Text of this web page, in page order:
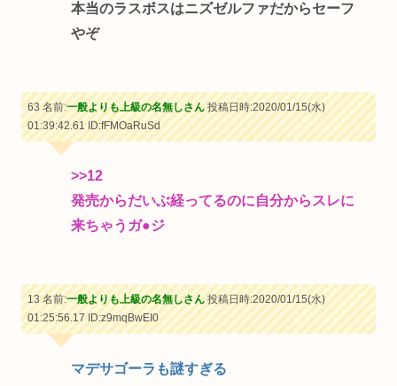
本当のラスボスはニズゼルファだからセーフ
やぞ
63 名前:一般よりも上級の名無しさん投稿日時:2020/01/15(水)
01:39:42.61ID:fFMOaRuSd
>>12
発売からだいぶ経ってるのに自分からスレに
来ちゃうガ●ジ
13 名前:一般よりも上級の名無しさん投稿日時:2020/01/15(水)
01:25:56.17ID:z9mqBwEI0
マデサゴーラも謎すぎる